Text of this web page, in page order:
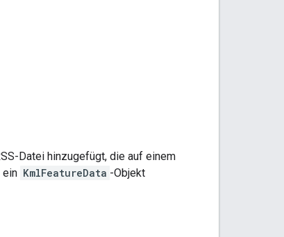
Datei hinzugefügt, die auf einem
ein KmlFeatureData -Objekt